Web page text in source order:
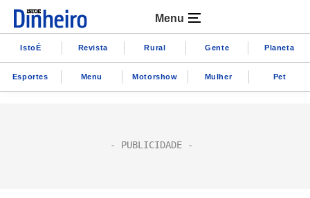
Menu
IstoÉ Revista Rural Gente Planeta
Esportes Menu Motorshow Mulher Pet